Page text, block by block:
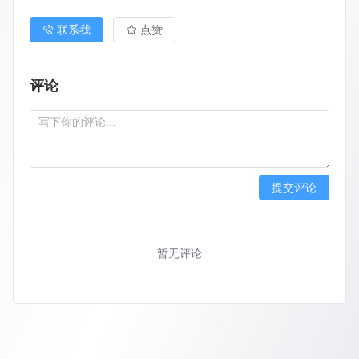
联系我 点赞
评论
提交评论
暂无评论